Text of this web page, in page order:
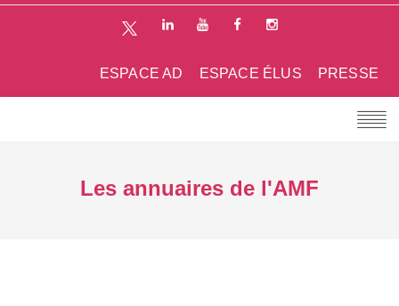
PRESSE
ESPACE ÉLUS
ESPACE AD
Les annuaires de l'AMF